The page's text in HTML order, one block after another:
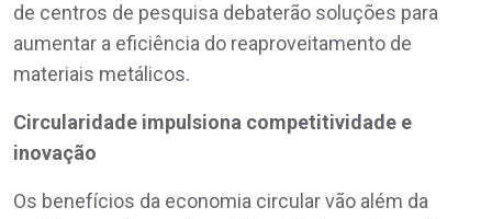
de centros de pesquisa debaterão soluções para
aumentar a eficiência do reaproveitamento de
materiais metálicos.
Circularidade impulsiona competitividade e
inovação
Os benefícios da economia circular vão além da